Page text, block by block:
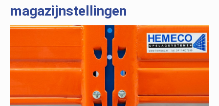
magazijnstellingen